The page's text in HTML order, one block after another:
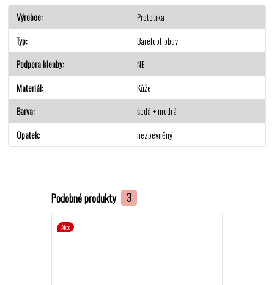
Výrobce
Protetika
Typ
Barefoot obuv
Podpora klenby
NE
Materiál
Kůže
Barva
šedá + modrá
Opatek
nezpevněný
Podobné produkty 3
Akce